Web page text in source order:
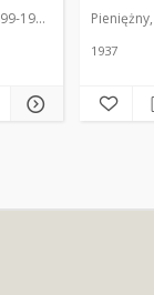
1975). Red.
1937